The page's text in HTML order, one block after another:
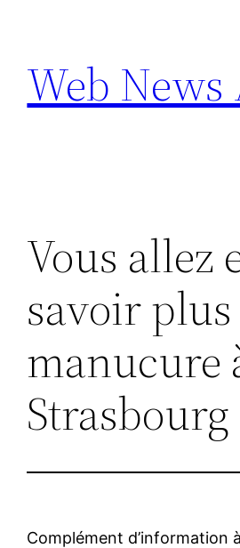
contenu
Web
Vous allez
savoir plus
manucure
Strasbourg
Complément d’information